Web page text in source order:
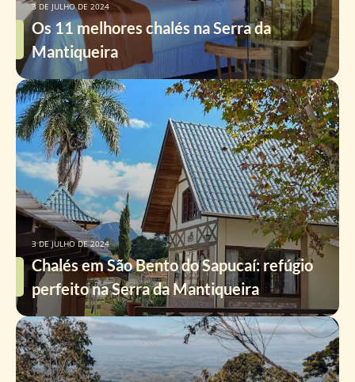
Os 11 melhores chalés na Serra da
Mantiqueira
3 DE JULHO DE 2024
Chalés em São Bento do Sapucaí: refúgio
perfeito na Serra da Mantiqueira
3 DE JULHO DE 2024